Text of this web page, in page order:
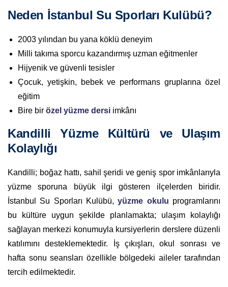
Neden İstanbul Su Sporları Kulübü?
2003 yılından bu yana köklü deneyim
Milli takıma sporcu kazandırmış uzman eğitmenler
Hijyenik ve güvenli tesisler
Çocuk, yetişkin, bebek ve performans gruplarına özel
eğitim
Bire bir özel yüzme dersi imkânı
Kandilli Yüzme Kültürü ve Ulaşım
Kolaylığı
Kandilli; boğaz hattı, sahil şeridi ve geniş spor imkânlarıyla
yüzme sporuna büyük ilgi gösteren ilçelerden biridir.
İstanbul Su Sporları Kulübü,yüzme okulu programlarını
bu kültüre uygun şekilde planlamakta; ulaşım kolaylığı
sağlayan merkezi konumuyla kursiyerlerin derslere düzenli
katılımını desteklemektedir. İş çıkışları, okul sonrası ve
hafta sonu seansları özellikle bölgedeki aileler tarafından
tercih edilmektedir.